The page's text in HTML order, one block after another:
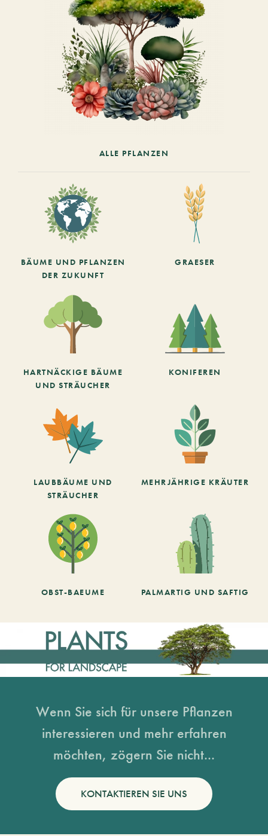
ALLE PFLANZEN
BÄUME UND PFLANZEN
DER ZUKUNFT
GRAESER
HARTNÄCKIGE BÄUME
UND STRÄUCHER
KONIFEREN
LAUBBÄUME UND
STRÄUCHER
MEHRJÄHRIGE KRÄUTER
OBST-BAEUME PALMARTIG UND SAFTIG
Wenn Sie sich für unsere Pflanzen
interessieren und mehr erfahren
möchten, zögern Sie nicht...
KONTAKTIEREN SIE UNS